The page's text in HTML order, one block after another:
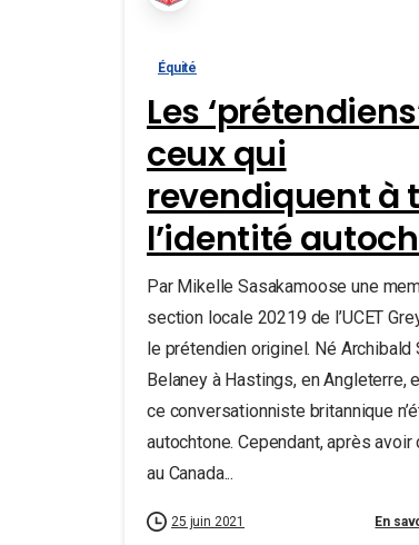
Équité
Les
ceux qui
revendiquent à
l’identité
Par Mikelle Sasakamoose une
section locale 20219 de l’UCET
le prétendien originel. Né Archibald
Belaney à Hastings, en Angleterre,
ce conversationniste britannique
autochtone. Cependant, après avoir
au Canada...
25 juin 2021 En